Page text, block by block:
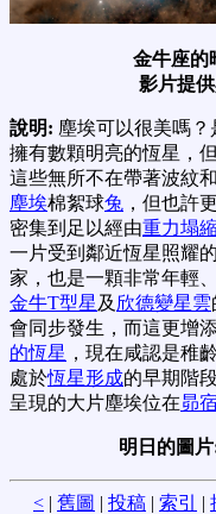
金牛座的
影片提
說明: 塵埃可以很美嗎？
擁有數顆明亮的恆星，
這些無所不在帶著波紋
塵埃棉絮球兔 ，但也許
密集到足以經由重力塌
一片受到鄰近恆星照耀
家，也是一顆非常年輕
金牛T型星 及 欣德變星雲
會同步發生，而這更增
的恆星 ，現在咸認是稚
處於恆星形成的早期階
呈現的大片塵埃位在昴宿
明日的圖
< | 舊圖 | 投稿 | 索引 |